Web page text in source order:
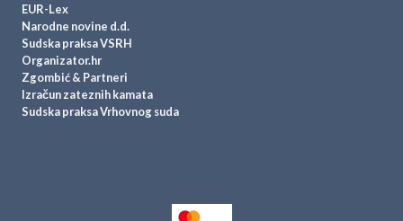
EUR-Lex
Narodne novine d.d.
Sudska praksa VSRH
Organizator.hr
Zgombić & Partneri
Izračun zateznih kamata
Sudska praksa Vrhovnog suda